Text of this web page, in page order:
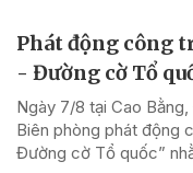
Phát động công
- Đường cờ Tổ
Ngày 7/8 tại Cao
Biên phòng phát động
Đường cờ Tổ quốc”